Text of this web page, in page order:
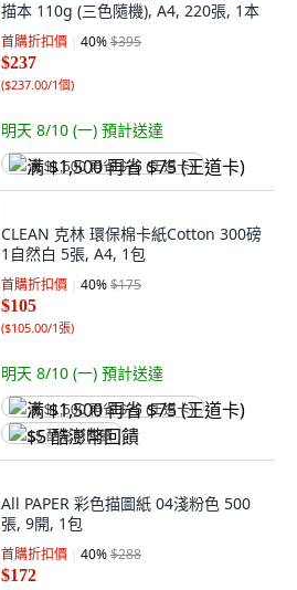
描本 110g (三色隨機), A4, 220張, 1本
首購折扣價 40%$395
$237
($237.00/1個)
明天 8/10 (一) 預計送達
满 $1,500 再省 $75 (王道卡)
CLEAN 克林 環保棉卡紙Cotton 300磅
1自然白 5張, A4, 1包
首購折扣價 40%$175
$105
($105.00/1張)
明天 8/10 (一) 預計送達
满 $1,500 再省 $75 (王道卡)
$5 酷澎幣回饋
All PAPER 彩色描圖紙 04淺粉色 500
張, 9開, 1包
首購折扣價 40%$288
$172